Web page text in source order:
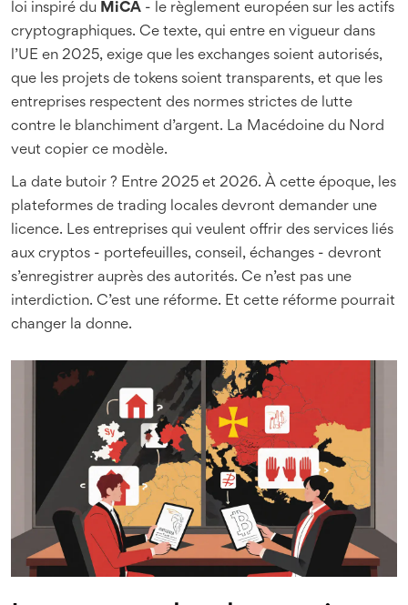
loi inspiré du MiCA - le règlement européen sur les actifs
cryptographiques. Ce texte, qui entre en vigueur dans
l’UE en 2025, exige que les exchanges soient autorisés,
que les projets de tokens soient transparents, et que les
entreprises respectent des normes strictes de lutte
contre le blanchiment d’argent. La Macédoine du Nord
veut copier ce modèle.
La date butoir ? Entre 2025 et 2026. À cette époque, les
plateformes de trading locales devront demander une
licence. Les entreprises qui veulent offrir des services liés
aux cryptos - portefeuilles, conseil, échanges - devront
s’enregistrer auprès des autorités. Ce n’est pas une
interdiction. C’est une réforme. Et cette réforme pourrait
changer la donne.